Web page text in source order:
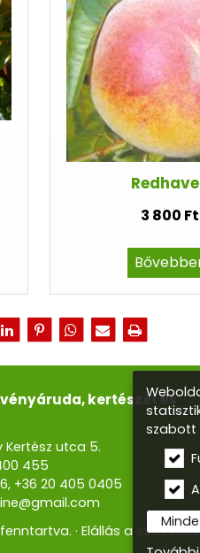
3 800 Ft
kertészet és
Kertész utca 5.
455
, +36 20 405 0405
Elállás a
szabott